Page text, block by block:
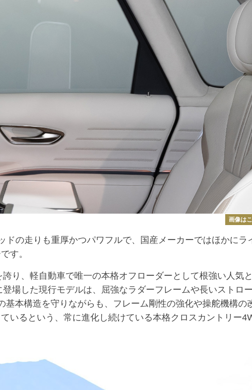
画像は
の走りも重厚かつパワフルで、国産メーカーではほかにラ
す。
り、軽自動車で唯一の本格オフローダーとして根強い人気
登場した現行モデルは、屈強なラダーフレームや長いストロ
基本構造を守りながらも、フレーム剛性の強化や操舵機構の
いるという、常に進化し続けている本格クロスカントリー